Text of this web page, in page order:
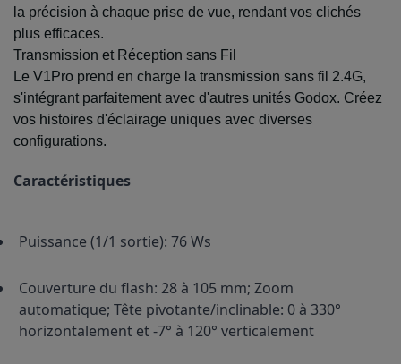
la précision à chaque prise de vue, rendant vos clichés
plus efficaces.
Transmission et Réception sans Fil
Le V1Pro prend en charge la transmission sans fil 2.4G,
s'intégrant parfaitement avec d'autres unités Godox. Créez
vos histoires d'éclairage uniques avec diverses
configurations.
Caractéristiques
Puissance (1/1 sortie): 76 Ws
Couverture du flash: 28 à 105 mm; Zoom
automatique; Tête pivotante/inclinable: 0 à 330°
horizontalement et -7° à 120° verticalement